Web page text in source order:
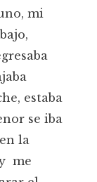
mi
estaba
se iba
la
me